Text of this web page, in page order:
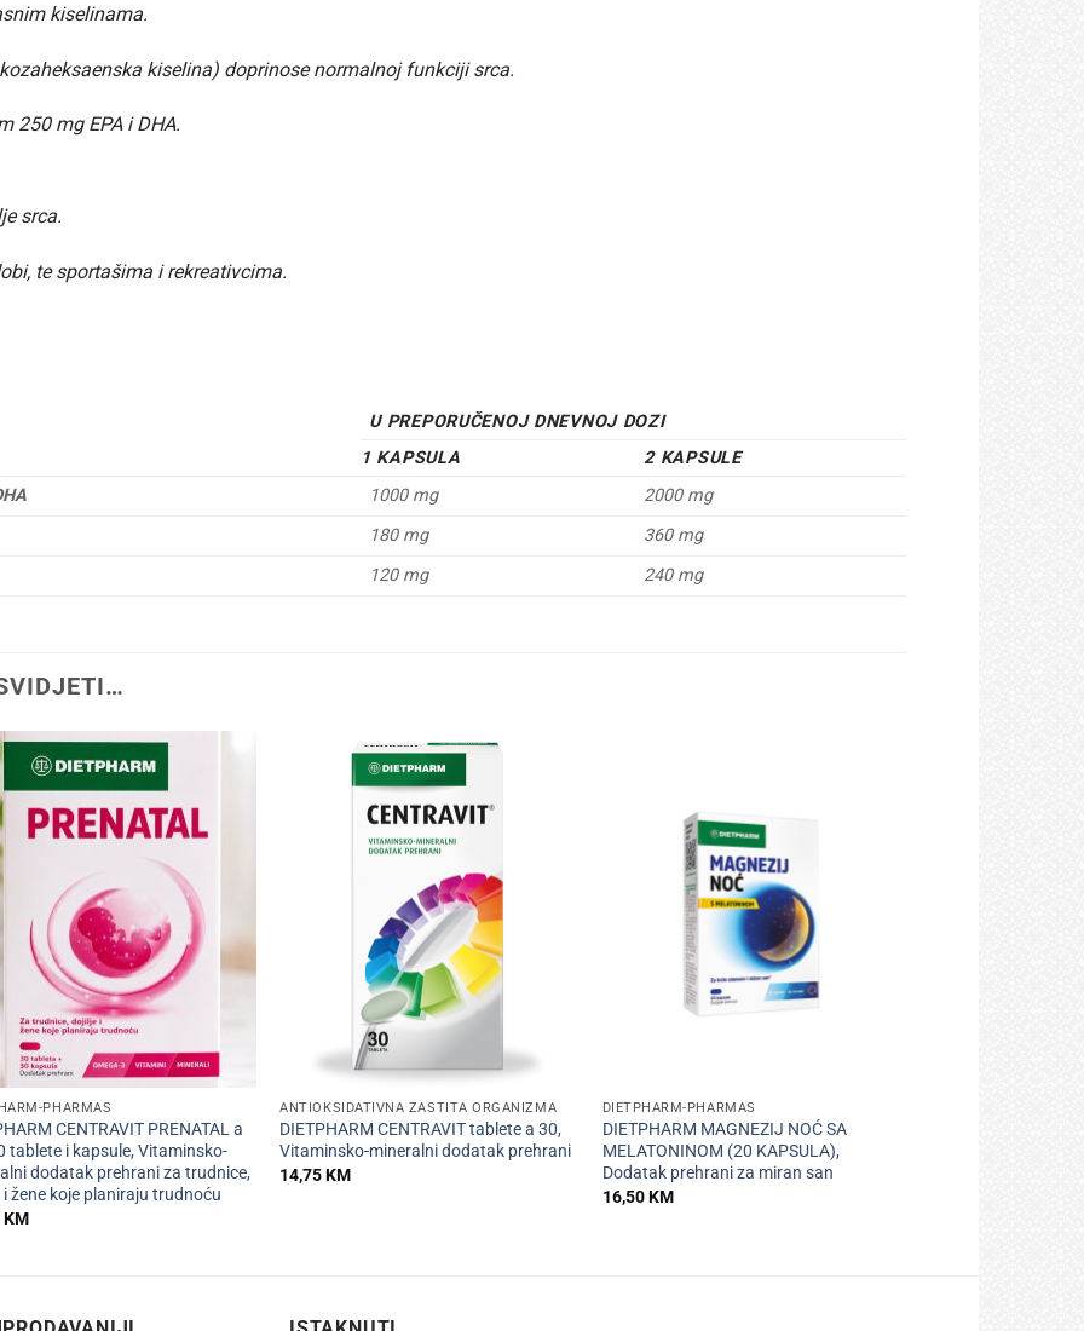
kiselinama.
kiselina) doprinose normalnoj funkciji srca.
250 mg EPA i DHA.
srca.
te sportašima i rekreativcima.
U PREPORUČENOJ DNEVNOJ DOZI
1 KAPSULA
2 KAPSULE
1000 mg
2000 mg
180 mg
360 mg
120 mg
240 mg
PHARMAS
CENTRAVIT PRENATAL a
tablete i kapsule, Vitaminsko-
dodatak prehrani za trudnice,
i žene koje planiraju trudnoću
KM
ANTIOKSIDATIVNA ZAŠTITA ORGANIZMA
DIETPHARM CENTRAVIT tablete a 30,
Vitaminsko-mineralni dodatak prehrani
14,75KM
DIETPHARM-PHARMAS
DIETPHARM MAGNEZIJ NOĆ SA
MELATONINOM (20 KAPSULA),
Dodatak prehrani za miran san
16,50KM